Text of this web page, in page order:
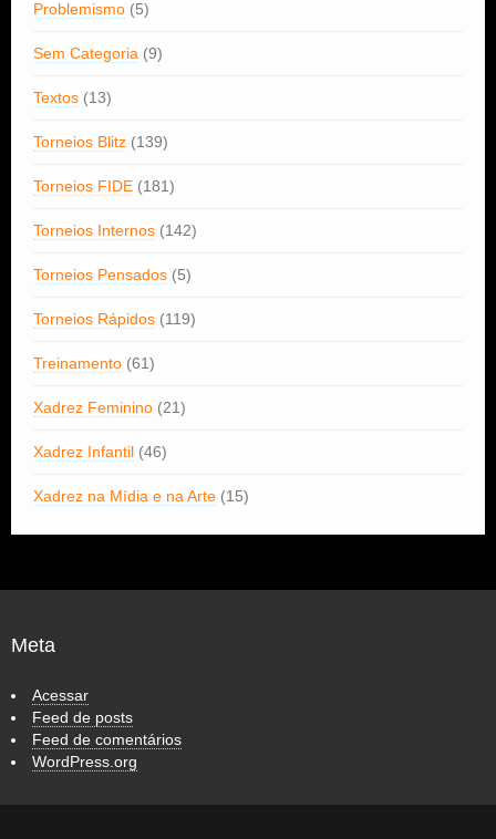
Problemismo (5)
Sem Categoria (9)
Textos (13)
Torneios Blitz (139)
Torneios FIDE (181)
Torneios Internos (142)
Torneios Pensados (5)
Torneios Rápidos (119)
Treinamento (61)
Xadrez Feminino (21)
Xadrez Infantil (46)
Xadrez na Mídia e na Arte (15)
Meta
Acessar
Feed de posts
Feed de comentários
WordPress.org